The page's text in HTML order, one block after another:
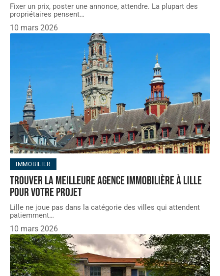
Fixer un prix, poster une annonce, attendre. La plupart des
propriétaires pensent…
10 mars 2026
IMMOBILIER
Trouver la meilleure agence immobilière à Lille
pour votre projet
Lille ne joue pas dans la catégorie des villes qui attendent
patiemment…
10 mars 2026